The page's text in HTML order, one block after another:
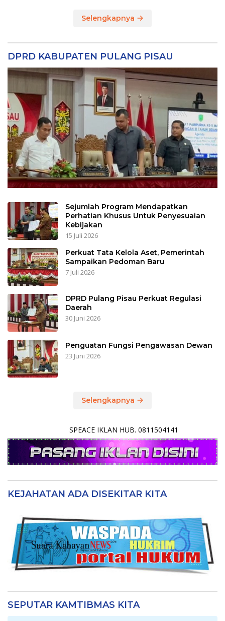
Selengkapnya
DPRD KABUPATEN PULANG PISAU
Sejumlah Program Mendapatkan
Perhatian Khusus Untuk Penyesuaian
Kebijakan
15 Juli 2026
Perkuat Tata Kelola Aset, Pemerintah
Sampaikan Pedoman Baru
7 Juli 2026
DPRD Pulang Pisau Perkuat Regulasi
Daerah
30 Juni 2026
Penguatan Fungsi Pengawasan Dewan
23 Juni 2026
Selengkapnya
SPEACE IKLAN HUB. 0811504141
KEJAHATAN ADA DISEKITAR KITA
SEPUTAR KAMTIBMAS KITA